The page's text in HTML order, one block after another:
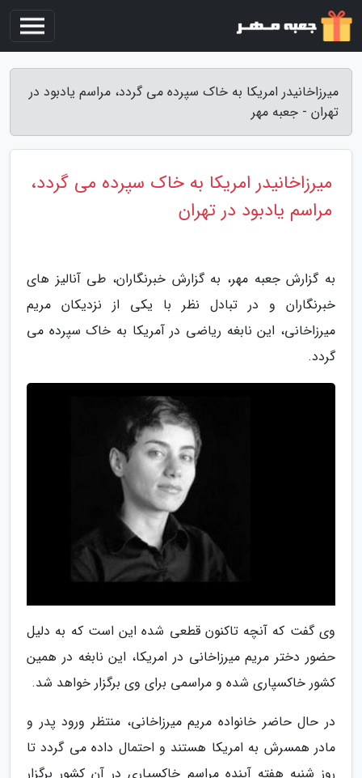
میرزاخانیدر امریکا به خاک سپرده می گردد، مراسم یادبود در
تهران - جعبه مهر
میرزاخانیدر امریکا به خاک سپرده می گردد،
مراسم یادبود در تهران
به گزارش جعبه مهر، به گزارش خبرنگاران، طی آنالیز های
خبرنگاران و در تبادل نظر با یکی از نزدیکان مریم
میرزاخانی، این نابغه ریاضی در آمریکا به خاک سپرده می
گردد.
وی گفت که آنچه تاکنون قطعی شده این است که به دلیل
حضور دختر مریم میرزاخانی در امریکا، این نابغه در همین
کشور خاکسپاری شده و مراسمی برای وی برگزار خواهد شد.
در حال حاضر خانواده مریم میرزاخانی، منتظر ورود پدر و
مادر همسرش به امریکا هستند و احتمال داده می گردد تا
روز شنبه هفته آینده مراسم خاکسپاری در آن کشور برگزار